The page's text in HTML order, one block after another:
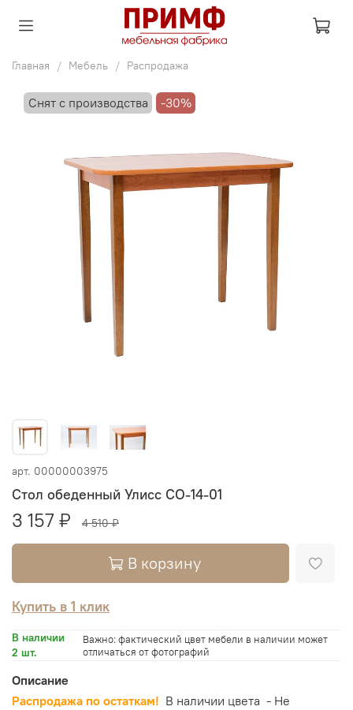
Главная Мебель Распродажа
Снят с производства -30%
арт. 00000003975
Стол обеденный Улисс СО-14-01
3 157 ₽ 4 510 ₽
В корзину
Купить в 1 клик
В наличии
2 шт.
Важно: фактический цвет мебели в наличии может
отличаться от фотографий
Описание
Распродажа по остаткам! В наличии цвета - Не